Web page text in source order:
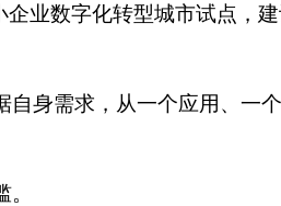
业数字化转型城市试点，
身需求，从一个应用、一